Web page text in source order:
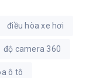
điều hòa xe hơi
độ camera 360
ô tô